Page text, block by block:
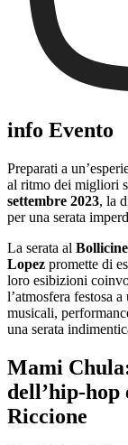
info Evento
Preparati a
al ritmo dei migliori
settembre 2023, la
per una serata
La serata al
Lopez promette di
loro esibizioni
l’atmosfera festosa
musicali,
una serata
Mami
dell’hip-hop
Riccione